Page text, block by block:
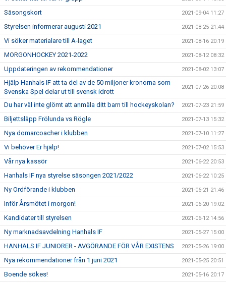
Säsongskort 2021-09-04 11:27
Styrelsen informerar augusti 2021 2021-08-25 21:44
Vi söker materialare till A-laget 2021-08-16 20:19
MORGONHOCKEY 2021-2022 2021-08-12 08:32
Uppdateringen av rekommendationer 2021-08-02 13:07
Hjälp Hanhals IF att ta del av de 50 miljoner kronorna som
Svenska Spel delar ut till svensk idrott
2021-07-26 20:08
Du har väl inte glömt att anmäla ditt barn till hockeyskolan? 2021-07-23 21:59
Biljettsläpp Frölunda vs Rögle 2021-07-13 15:32
Nya domarcoacher i klubben 2021-07-10 11:27
Vi behöver Er hjälp! 2021-07-02 15:53
Vår nya kassör 2021-06-22 20:53
Hanhals IF nya styrelse säsongen 2021/2022 2021-06-22 10:25
Ny Ordförande i klubben 2021-06-21 21:46
Inför Årsmötet i morgon! 2021-06-20 19:02
Kandidater till styrelsen 2021-06-12 14:56
Ny marknadsavdelning Hanhals IF 2021-05-27 15:00
HANHALS IF JUNIORER - AVGÖRANDE FÖR VÅR EXISTENS 2021-05-26 19:00
Nya rekommendationer från 1 juni 2021 2021-05-25 20:51
Boende sökes! 2021-05-16 20:17